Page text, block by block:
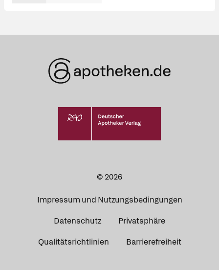
© 2026
Impressum und Nutzungsbedingungen
Datenschutz Privatsphäre
Qualitätsrichtlinien Barrierefreiheit